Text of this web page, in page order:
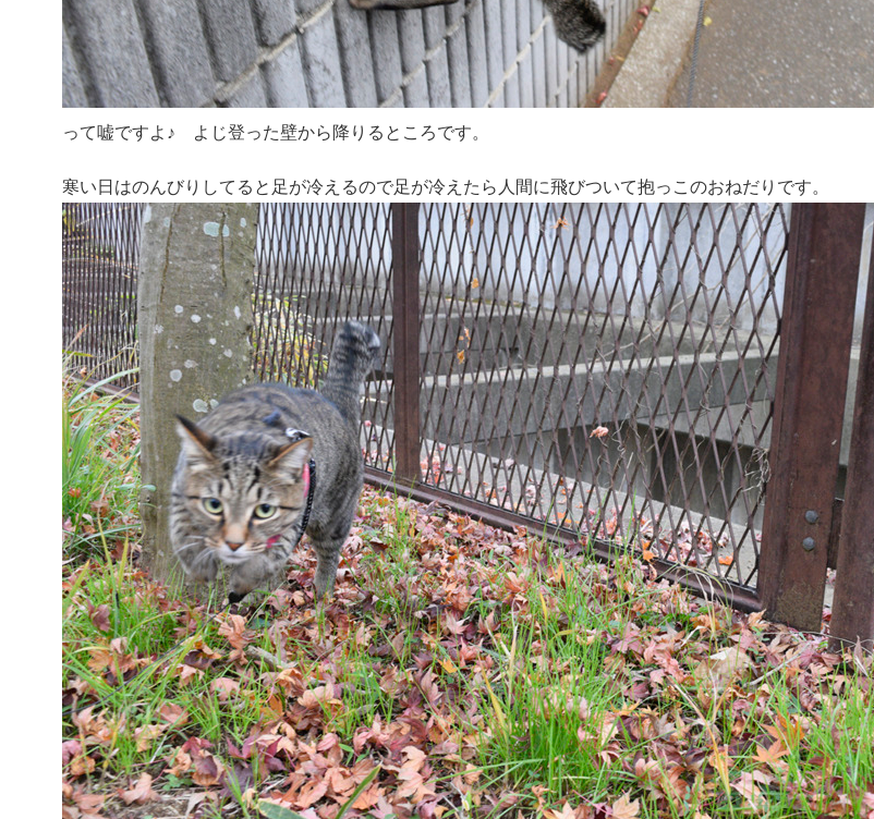
って嘘ですよ♪ よじ登った壁から降りるところです。
寒い日はのんびりしてると足が冷えるので足が冷えたら人間に飛びついて抱っこのおねだりです。